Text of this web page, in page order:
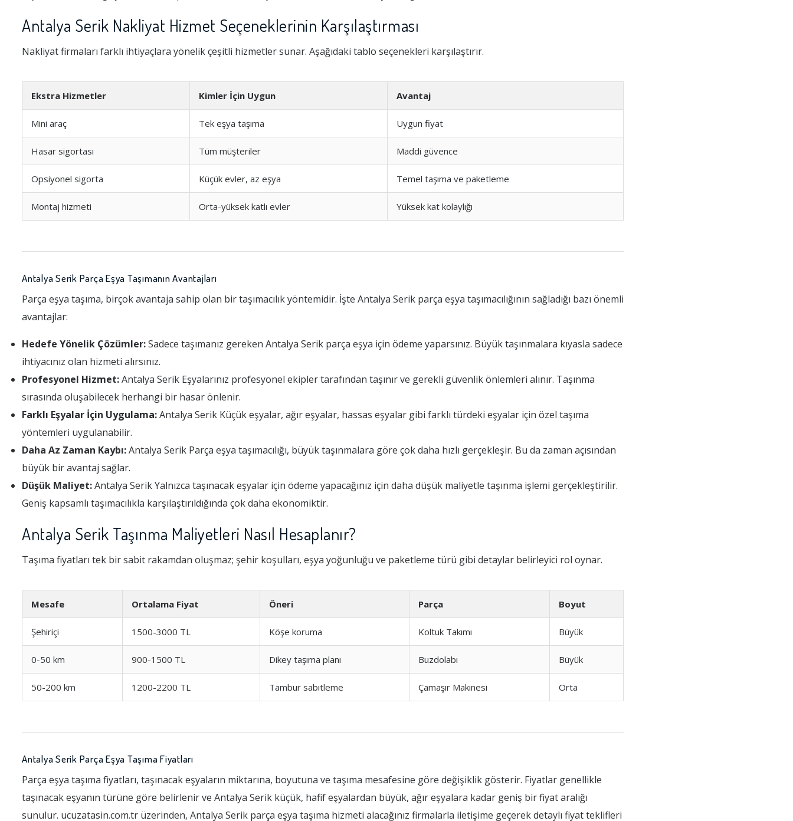
Antalya Serik Nakliyat Hizmet Seçeneklerinin Karşılaştırması
Nakliyat firmaları farklı ihtiyaçlara yönelik çeşitli hizmetler sunar. Aşağıdaki tablo seçenekleri karşılaştırır.
Ekstra Hizmetler Kimler İçin Uygun Avantaj
Mini araç Tek eşya taşıma Uygun fiyat
Hasar sigortası Tüm müşteriler Maddi güvence
Opsiyonel sigorta Küçük evler, az eşya Temel taşıma ve paketleme
Montaj hizmeti Orta-yüksek katlı evler Yüksek kat kolaylığı
Antalya Serik Parça Eşya Taşımanın Avantajları
Parça eşya taşıma, birçok avantaja sahip olan bir taşımacılık yöntemidir. İşte Antalya Serik parça eşya taşımacılığının sağladığı bazı önemli
avantajlar:
Hedefe Yönelik Çözümler:Sadece taşımanız gereken Antalya Serik parça eşya için ödeme yaparsınız. Büyük taşınmalara kıyasla sadece
ihtiyacınız olan hizmeti alırsınız.
Profesyonel Hizmet:Antalya Serik Eşyalarınız profesyonel ekipler tarafından taşınır ve gerekli güvenlik önlemleri alınır. Taşınma
sırasında oluşabilecek herhangi bir hasar önlenir.
Farklı Eşyalar İçin Uygulama:Antalya Serik Küçük eşyalar, ağır eşyalar, hassas eşyalar gibi farklı türdeki eşyalar için özel taşıma
yöntemleri uygulanabilir.
Daha Az Zaman Kaybı:Antalya Serik Parça eşya taşımacılığı, büyük taşınmalara göre çok daha hızlı gerçekleşir. Bu da zaman açısından
büyük bir avantaj sağlar.
Düşük Maliyet:Antalya Serik Yalnızca taşınacak eşyalar için ödeme yapacağınız için daha düşük maliyetle taşınma işlemi gerçekleştirilir.
Geniş kapsamlı taşımacılıkla karşılaştırıldığında çok daha ekonomiktir.
Antalya Serik Taşınma Maliyetleri Nasıl Hesaplanır?
Taşıma fiyatları tek bir sabit rakamdan oluşmaz; şehir koşulları, eşya yoğunluğu ve paketleme türü gibi detaylar belirleyici rol oynar.
Mesafe Ortalama Fiyat Öneri Parça Boyut
Şehiriçi 1500-3000 TL Köşe koruma Koltuk Takımı Büyük
0-50 km 900-1500 TL Dikey taşıma planı Buzdolabı Büyük
50-200 km 1200-2200 TL Tambur sabitleme Çamaşır Makinesi Orta
Antalya Serik Parça Eşya Taşıma Fiyatları
Parça eşya taşıma fiyatları, taşınacak eşyaların miktarına, boyutuna ve taşıma mesafesine göre değişiklik gösterir. Fiyatlar genellikle
taşınacak eşyanın türüne göre belirlenir ve Antalya Serik küçük, hafif eşyalardan büyük, ağır eşyalara kadar geniş bir fiyat aralığı
sunulur. ucuzatasin.com.tr üzerinden, Antalya Serik parça eşya taşıma hizmeti alacağınız firmalarla iletişime geçerek detaylı fiyat teklifleri